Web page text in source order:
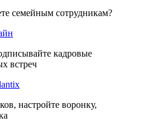
семейным сотрудникам?
кадровые
встреч
настройте воронку,